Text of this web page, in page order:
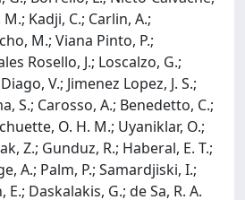
Kadji, C.; Carlin, A.;
M.; Viana Pinto, P.;
Rosello, J.; Loscalzo, G.;
V.; Jimenez Lopez, J. S.;
S.; Carosso, A.; Benedetto, C.;
O. H. M.; Uyaniklar, O.;
Z.; Gunduz, R.; Haberal, E. T.;
A.; Palm, P.; Samardjiski, I.;
E.; Daskalakis, G.; de Sa, R. A.